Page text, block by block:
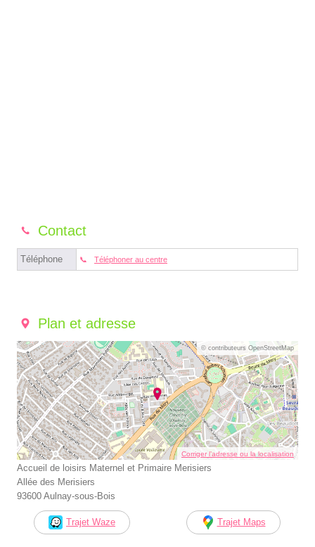
Contact
Téléphone Téléphoner au centre
Plan et adresse
© contributeurs OpenStreetMap
Corriger l’adresse ou la localisation
Accueil de loisirs Maternel et Primaire Merisiers
Allée des Merisiers
93600 Aulnay-sous-Bois
Trajet Waze Trajet Maps